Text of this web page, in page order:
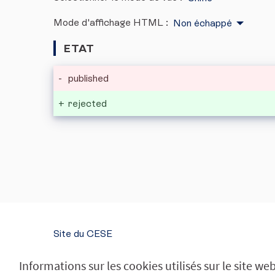
Informations sur les cookies utilisés sur le site
Mode d'affichage HTML : Non échappé
ETAT
- published
+ rejected
Site du CESE